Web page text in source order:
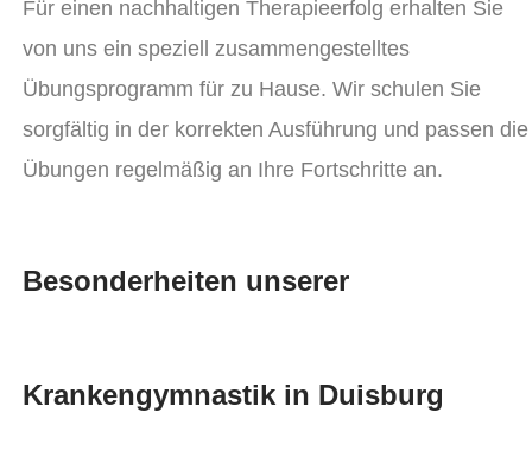
Für einen nachhaltigen Therapieerfolg erhalten Sie
von uns ein speziell zusammengestelltes
Übungsprogramm für zu Hause. Wir schulen Sie
sorgfältig in der korrekten Ausführung und passen die
Übungen regelmäßig an Ihre Fortschritte an.
Besonderheiten unserer
Krankengymnastik in Duisburg